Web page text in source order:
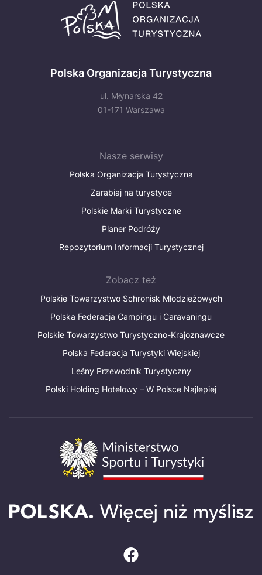
Polska Organizacja Turystyczna
ul. Młynarska 42
01-171 Warszawa
Nasze serwisy
Polska Organizacja Turystyczna
Zarabiaj na turystyce
Polskie Marki Turystyczne
Planer Podróży
Repozytorium Informacji Turystycznej
Zobacz też
Polskie Towarzystwo Schronisk Młodzieżowych
Polska Federacja Campingu i Caravaningu
Polskie Towarzystwo Turystyczno-Krajoznawcze
Polska Federacja Turystyki Wiejskiej
Leśny Przewodnik Turystyczny
Polski Holding Hotelowy – W Polsce Najlepiej